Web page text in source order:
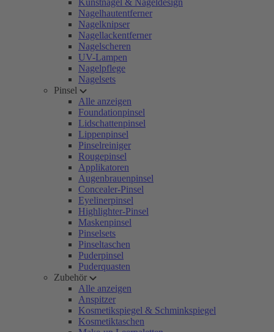
Kunstnägel & Nageldesign
Nagelhautentferner
Nagelknipser
Nagellackentferner
Nagelscheren
UV-Lampen
Nagelpflege
Nagelsets
Pinsel
Alle anzeigen
Foundationpinsel
Lidschattenpinsel
Lippenpinsel
Pinselreiniger
Rougepinsel
Applikatoren
Augenbrauenpinsel
Concealer-Pinsel
Eyelinerpinsel
Highlighter-Pinsel
Maskenpinsel
Pinselsets
Pinseltaschen
Puderpinsel
Puderquasten
Zubehör
Alle anzeigen
Anspitzer
Kosmetikspiegel & Schminkspiegel
Kosmetiktaschen